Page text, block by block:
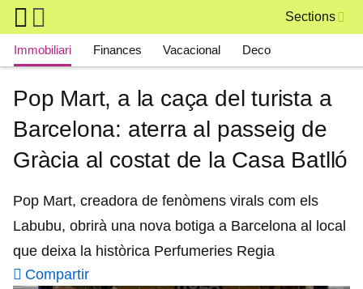
Skip to main content
Sections
Main navigation
Immobiliari Finances Vacacional Deco
Pop Mart, a la caça del turista a
Barcelona: aterra al passeig de
Gràcia al costat de la Casa Batlló
Pop Mart, creadora de fenòmens virals com els
Labubu, obrirà una nova botiga a Barcelona al local
que deixa la històrica Perfumeries Regia
Compartir